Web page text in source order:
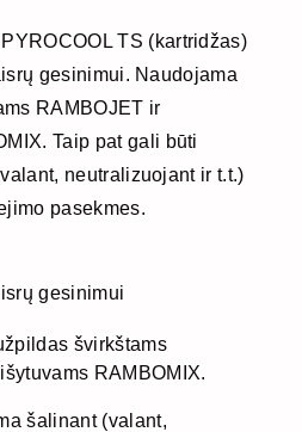
TS (kartridžas)
gesinimui. Naudojama
RAMBOJET ir
Taip pat gali būti
neutralizuojant ir t.t.)
pasekmes.
gesinimui
švirkštams
RAMBOMIX.
šalinant (valant,